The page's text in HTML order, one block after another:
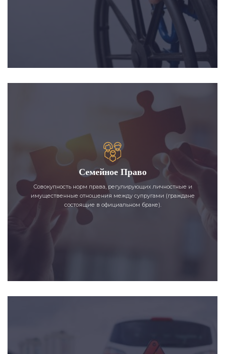
Семейное Право
Совокупность норм права, регулирующих личностные и
имущественные отношения между супругами (граждане
состоящие в официальном браке).